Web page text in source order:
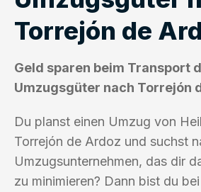
Torrejón de
Geld sparen beim Transport
Umzugsgüter nach Torrejón
Du planst einen Umzug von
Torrejón de Ardoz und suchst
Umzugsunternehmen, das dir
zu minimieren? Dann bist du